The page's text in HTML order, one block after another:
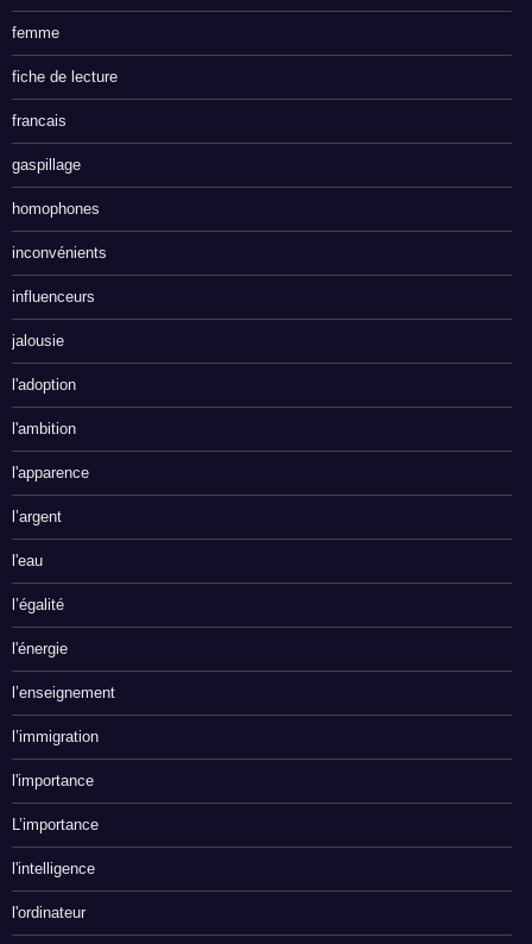
femme
fiche de lecture
francais
gaspillage
homophones
inconvénients
influenceurs
jalousie
l'adoption
l'ambition
l'apparence
l’argent
l'eau
l’égalité
l'énergie
l’enseignement
l’immigration
l'importance
L’importance
l'intelligence
l'ordinateur